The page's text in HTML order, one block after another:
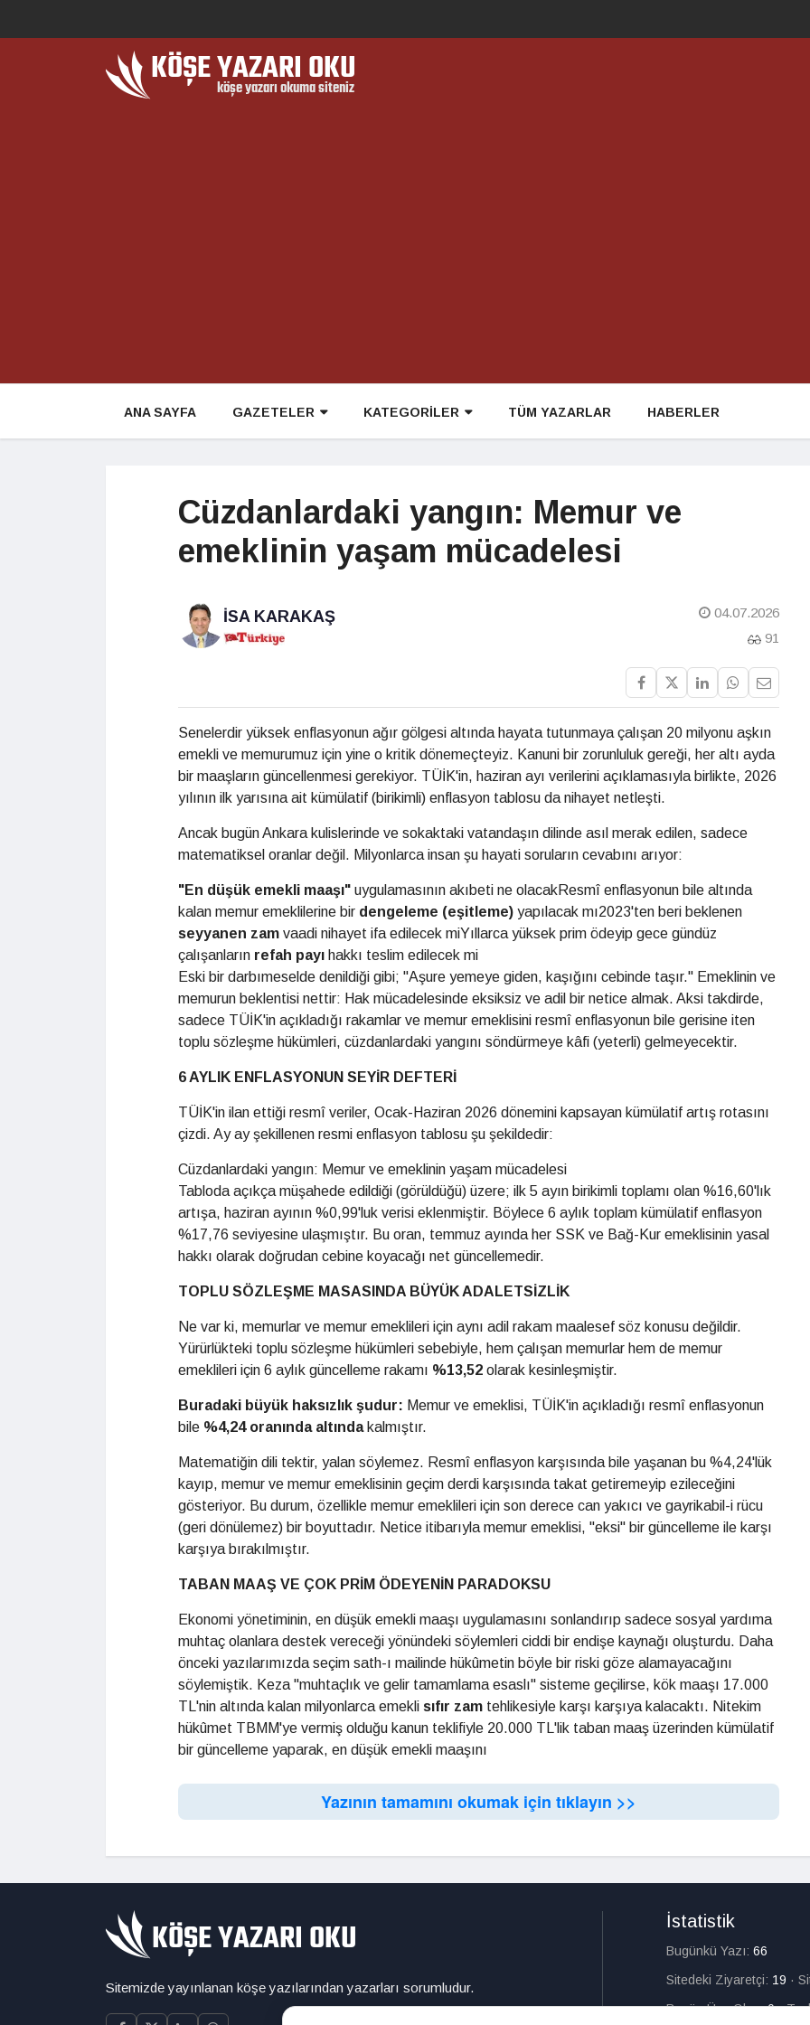
ANA SAYFA GAZETELER KATEGORİLER TÜM YAZARLAR HABERLER
Cüzdanlardaki yangın: Memur ve
emeklinin yaşam mücadelesi
İSA KARAKAŞ
04.07.2026
91
Senelerdir yüksek enflasyonun ağır gölgesi altında hayata tutunmaya çalışan 20 milyonu aşkın
emekli ve memurumuz için yine o kritik dönemeçteyiz. Kanuni bir zorunluluk gereği, her altı ayda
bir maaşların güncellenmesi gerekiyor. TÜİK'in, haziran ayı verilerini açıklamasıyla birlikte, 2026
yılının ilk yarısına ait kümülatif (birikimli) enflasyon tablosu da nihayet netleşti.
Ancak bugün Ankara kulislerinde ve sokaktaki vatandaşın dilinde asıl merak edilen, sadece
matematiksel oranlar değil. Milyonlarca insan şu hayati soruların cevabını arıyor:
"En düşük emekli maaşı" uygulamasının akıbeti ne olacakResmî enflasyonun bile altında
kalan memur emeklilerine bir dengeleme (eşitleme) yapılacak mı2023'ten beri beklenen
seyyanen zam vaadi nihayet ifa edilecek miYıllarca yüksek prim ödeyip gece gündüz
çalışanların refah payı hakkı teslim edilecek mi
Eski bir darbımeselde denildiği gibi; "Aşure yemeye giden, kaşığını cebinde taşır." Emeklinin ve
memurun beklentisi nettir: Hak mücadelesinde eksiksiz ve adil bir netice almak. Aksi takdirde,
sadece TÜİK'in açıkladığı rakamlar ve memur emeklisini resmî enflasyonun bile gerisine iten
toplu sözleşme hükümleri, cüzdanlardaki yangını söndürmeye kâfi (yeterli) gelmeyecektir.
6 AYLIK ENFLASYONUN SEYİR DEFTERİ
TÜİK'in ilan ettiği resmî veriler, Ocak-Haziran 2026 dönemini kapsayan kümülatif artış rotasını
çizdi. Ay ay şekillenen resmi enflasyon tablosu şu şekildedir:
Cüzdanlardaki yangın: Memur ve emeklinin yaşam mücadelesi
Tabloda açıkça müşahede edildiği (görüldüğü) üzere; ilk 5 ayın birikimli toplamı olan %16,60'lık
artışa, haziran ayının %0,99'luk verisi eklenmiştir. Böylece 6 aylık toplam kümülatif enflasyon
%17,76 seviyesine ulaşmıştır. Bu oran, temmuz ayında her SSK ve Bağ-Kur emeklisinin yasal
hakkı olarak doğrudan cebine koyacağı net güncellemedir.
TOPLU SÖZLEŞME MASASINDA BÜYÜK ADALETSİZLİK
Ne var ki, memurlar ve memur emeklileri için aynı adil rakam maalesef söz konusu değildir.
Yürürlükteki toplu sözleşme hükümleri sebebiyle, hem çalışan memurlar hem de memur
emeklileri için 6 aylık güncelleme rakamı %13,52 olarak kesinleşmiştir.
Buradaki büyük haksızlık şudur: Memur ve emeklisi, TÜİK'in açıkladığı resmî enflasyonun
bile %4,24 oranında altındakalmıştır.
Matematiğin dili tektir, yalan söylemez. Resmî enflasyon karşısında bile yaşanan bu %4,24'lük
kayıp, memur ve memur emeklisinin geçim derdi karşısında takat getiremeyip ezileceğini
gösteriyor. Bu durum, özellikle memur emeklileri için son derece can yakıcı ve gayrikabil-i rücu
(geri dönülemez) bir boyuttadır. Netice itibarıyla memur emeklisi, "eksi" bir güncelleme ile karşı
karşıya bırakılmıştır.
TABAN MAAŞ VE ÇOK PRİM ÖDEYENİN PARADOKSU
Ekonomi yönetiminin, en düşük emekli maaşı uygulamasını sonlandırıp sadece sosyal yardıma
muhtaç olanlara destek vereceği yönündeki söylemleri ciddi bir endişe kaynağı oluşturdu. Daha
önceki yazılarımızda seçim sath-ı mailinde hükûmetin böyle bir riski göze alamayacağını
söylemiştik. Keza "muhtaçlık ve gelir tamamlama esaslı" sisteme geçilirse, kök maaşı 17.000
TL'nin altında kalan milyonlarca emekli sıfır zam tehlikesiyle karşı karşıya kalacaktı. Nitekim
hükûmet TBMM'ye vermiş olduğu kanun teklifiyle 20.000 TL'lik taban maaş üzerinden kümülatif
bir güncelleme yaparak, en düşük emekli maaşını
Yazının tamamını okumak için tıklayın >>
Sitemizde yayınlanan köşe yazılarından yazarları sorumludur.
İstatistik
Bugünkü Yazı: 66
Sitedeki Ziyaretçi: 19 ·
Bugün Üye Olan:0·